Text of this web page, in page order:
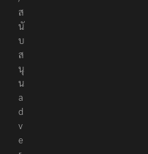
า
/
ส
นั
บ
ส
นุ
น
a
d